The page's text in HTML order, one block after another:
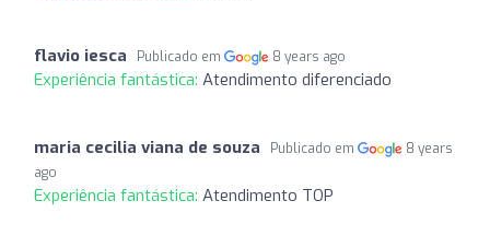
flavio iesca Publicado em 8 years ago
Experiência fantástica: Atendimento diferenciado
maria cecilia viana de souza Publicado em
8 years
ago
Experiência fantástica: Atendimento TOP